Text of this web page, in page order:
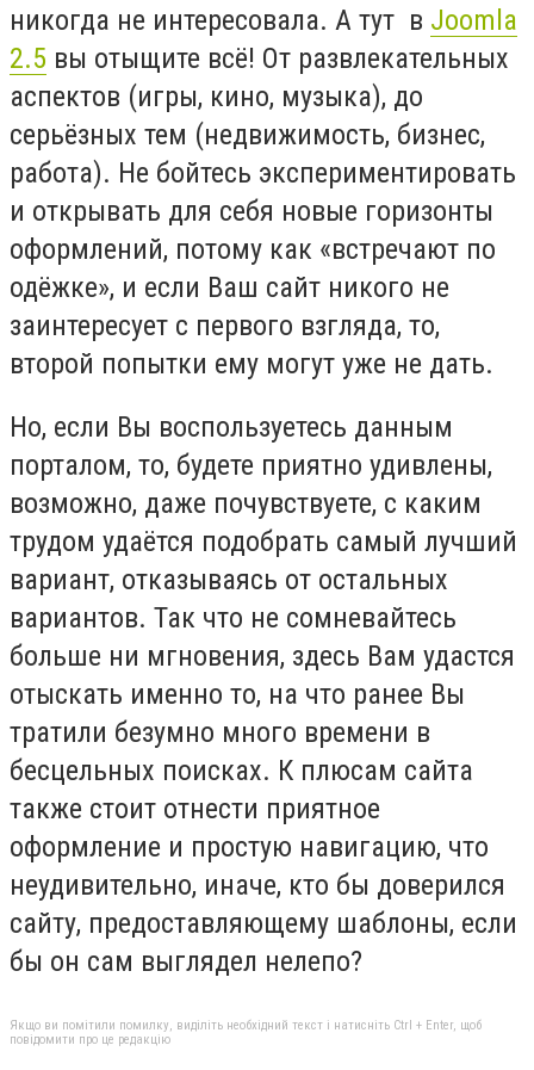
никогда не интересовала. А тут в Joomla
2.5 вы отыщите всё! От развлекательных
аспектов (игры, кино, музыка), до
серьёзных тем (недвижимость, бизнес,
работа). Не бойтесь экспериментировать
и открывать для себя новые горизонты
оформлений, потому как «встречают по
одёжке», и если Ваш сайт никого не
заинтересует с первого взгляда, то,
второй попытки ему могут уже не дать.
Но, если Вы воспользуетесь данным
порталом, то, будете приятно удивлены,
возможно, даже почувствуете, с каким
трудом удаётся подобрать самый лучший
вариант, отказываясь от остальных
вариантов. Так что не сомневайтесь
больше ни мгновения, здесь Вам удастся
отыскать именно то, на что ранее Вы
тратили безумно много времени в
бесцельных поисках. К плюсам сайта
также стоит отнести приятное
оформление и простую навигацию, что
неудивительно, иначе, кто бы доверился
сайту, предоставляющему шаблоны, если
бы он сам выглядел нелепо?
Якщо ви помітили помилку, виділіть необхідний текст і натисніть Ctrl + Enter, щоб
повідомити про це редакцію